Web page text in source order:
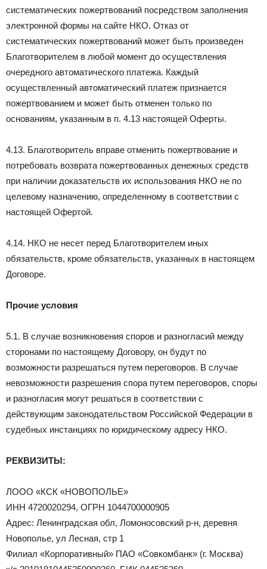
систематических пожертвований посредством заполнения
электронной формы на сайте НКО. Отказ от
систематических пожертвований может быть произведен
Благотворителем в любой момент до осуществления
очередного автоматического платежа. Каждый
осуществленный автоматический платеж признается
пожертвованием и может быть отменен только по
основаниям, указанным в п. 4.13 настоящей Оферты.
4.13. Благотворитель вправе отменить пожертвование и
потребовать возврата пожертвованных денежных средств
при наличии доказательств их использования НКО не по
целевому назначению, определенному в соответствии с
настоящей Офертой.
4.14. НКО не несет перед Благотворителем иных
обязательств, кроме обязательств, указанных в настоящем
Договоре.
Прочие условия
5.1. В случае возникновения споров и разногласий между
сторонами по настоящему Договору, он будут по
возможности разрешаться путем переговоров. В случае
невозможности разрешения спора путем переговоров, споры
и разногласия могут решаться в соответствии с
действующим законодательством Российской Федерации в
судебных инстанциях по юридическому адресу НКО.
РЕКВИЗИТЫ:
ЛООО «КСК «НОВОПОЛЬЕ»
ИНН 4720020294, ОГРН 1044700000905
Адрес: Ленинградская обл, Ломоносовский р-н, деревня
Новополье, ул Лесная, стр 1
Филиал «Корпоративный» ПАО «Совкомбанк» (г. Москва)